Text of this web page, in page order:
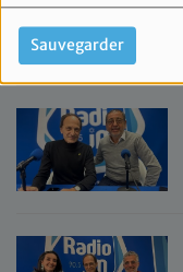
Sauvegarder